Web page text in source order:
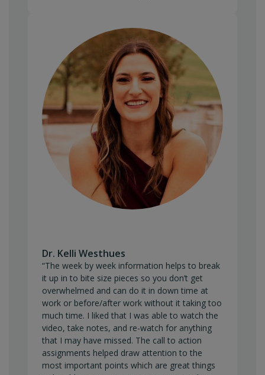
Dr. Kelli Westhues
“The week by week information helps to break
it up in to bite size pieces so you don’t get
overwhelmed and can do it in down time at
work or before/after work without it taking too
much time. I liked that I was able to watch the
video, take notes, and re-watch for anything
that I may have missed. The call to action
assignments helped draw attention to the
most important points which are great things